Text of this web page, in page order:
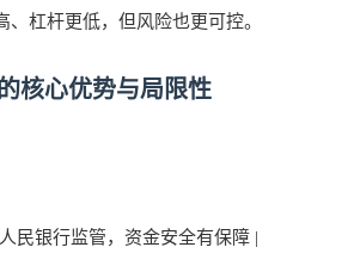
、杠杆更低，但风险也更可控。
核心优势与局限性
民银行监管，资金安全有保障 |